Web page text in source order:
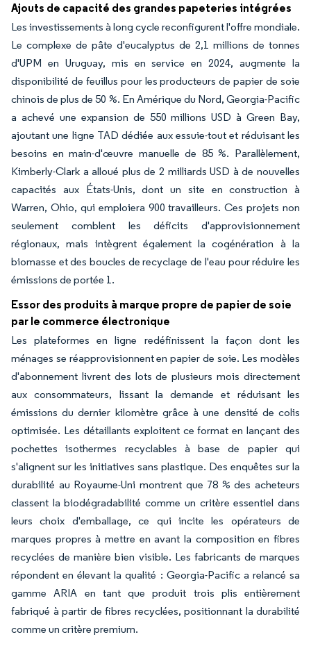
Ajouts de capacité des grandes papeteries intégrées
Les investissements à long cycle reconfigurent l'offre mondiale.
Le complexe de pâte d'eucalyptus de 2,1 millions de tonnes
d'UPM en Uruguay, mis en service en 2024, augmente la
disponibilité de feuillus pour les producteurs de papier de soie
chinois de plus de 50 %. En Amérique du Nord, Georgia-Pacific
a achevé une expansion de 550 millions USD à Green Bay,
ajoutant une ligne TAD dédiée aux essuie-tout et réduisant les
besoins en main-d'œuvre manuelle de 85 %. Parallèlement,
Kimberly-Clark a alloué plus de 2 milliards USD à de nouvelles
capacités aux États-Unis, dont un site en construction à
Warren, Ohio, qui emploiera 900 travailleurs. Ces projets non
seulement comblent les déficits d'approvisionnement
régionaux, mais intègrent également la cogénération à la
biomasse et des boucles de recyclage de l'eau pour réduire les
émissions de portée 1.
Essor des produits à marque propre de papier de soie
par le commerce électronique
Les plateformes en ligne redéfinissent la façon dont les
ménages se réapprovisionnent en papier de soie. Les modèles
d'abonnement livrent des lots de plusieurs mois directement
aux consommateurs, lissant la demande et réduisant les
émissions du dernier kilomètre grâce à une densité de colis
optimisée. Les détaillants exploitent ce format en lançant des
pochettes isothermes recyclables à base de papier qui
s'alignent sur les initiatives sans plastique. Des enquêtes sur la
durabilité au Royaume-Uni montrent que 78 % des acheteurs
classent la biodégradabilité comme un critère essentiel dans
leurs choix d'emballage, ce qui incite les opérateurs de
marques propres à mettre en avant la composition en fibres
recyclées de manière bien visible. Les fabricants de marques
répondent en élevant la qualité : Georgia-Pacific a relancé sa
gamme ARIA en tant que produit trois plis entièrement
fabriqué à partir de fibres recyclées, positionnant la durabilité
comme un critère premium.